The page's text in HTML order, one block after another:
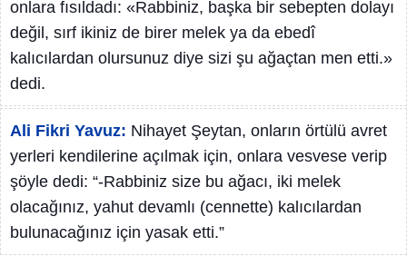
onlara fısıldadı: «Rabbiniz, başka bir sebepten dolayı
değil, sırf ikiniz de birer melek ya da ebedî
kalıcılardan olursunuz diye sizi şu ağaçtan men etti.»
dedi.
Ali Fikri Yavuz: Nihayet Şeytan, onların örtülü avret
yerleri kendilerine açılmak için, onlara vesvese verip
şöyle dedi: “-Rabbiniz size bu ağacı, iki melek
olacağınız, yahut devamlı (cennette) kalıcılardan
bulunacağınız için yasak etti.”